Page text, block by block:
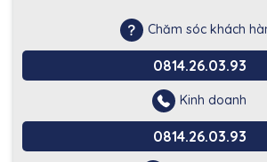
Chăm sóc khách
0814.26.03.93
Kinh doanh
0814.26.03.93